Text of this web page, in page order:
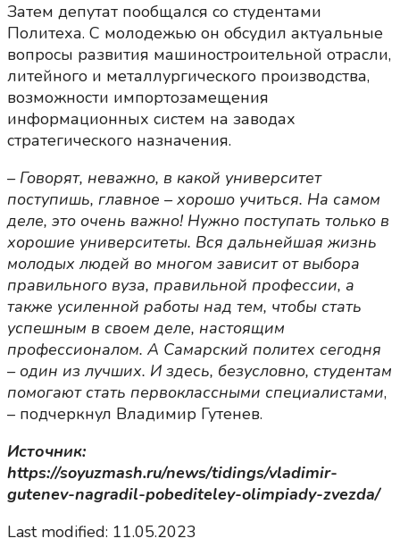
Затем депутат пообщался со студентами
Политеха. С молодежью он обсудил актуальные
вопросы развития машиностроительной отрасли,
литейного и металлургического производства,
возможности импортозамещения
информационных систем на заводах
стратегического назначения.
– Говорят, неважно, в какой университет
поступишь, главное – хорошо учиться. На самом
деле, это очень важно! Нужно поступать только в
хорошие университеты. Вся дальнейшая жизнь
молодых людей во многом зависит от выбора
правильного вуза, правильной профессии, а
также усиленной работы над тем, чтобы стать
успешным в своем деле, настоящим
профессионалом. А Самарский политех сегодня
– один из лучших. И здесь, безусловно, студентам
помогают стать первоклассными специалистами,
– подчеркнул Владимир Гутенев.
Источник:
https://soyuzmash.ru/news/tidings/vladimir-
gutenev-nagradil-pobediteley-olimpiady-zvezda/
Last modified: 11.05.2023